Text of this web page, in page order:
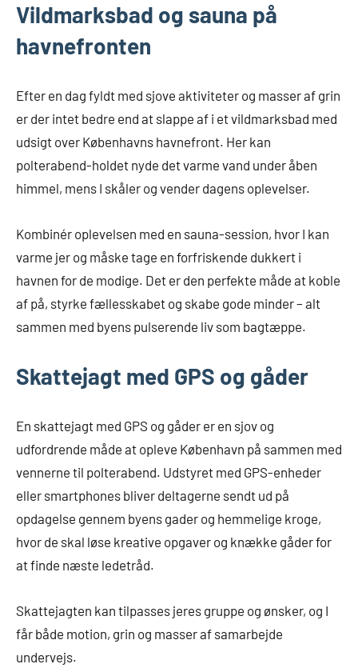
Vildmarksbad og sauna på
havnefronten
Efter en dag fyldt med sjove aktiviteter og masser af grin
er der intet bedre end at slappe af i et vildmarksbad med
udsigt over Københavns havnefront. Her kan
polterabend-holdet nyde det varme vand under åben
himmel, mens I skåler og vender dagens oplevelser.
Kombinér oplevelsen med en sauna-session, hvor I kan
varme jer og måske tage en forfriskende dukkert i
havnen for de modige. Det er den perfekte måde at koble
af på, styrke fællesskabet og skabe gode minder – alt
sammen med byens pulserende liv som bagtæppe.
Skattejagt med GPS og gåder
En skattejagt med GPS og gåder er en sjov og
udfordrende måde at opleve København på sammen med
vennerne til polterabend. Udstyret med GPS-enheder
eller smartphones bliver deltagerne sendt ud på
opdagelse gennem byens gader og hemmelige kroge,
hvor de skal løse kreative opgaver og knække gåder for
at finde næste ledetråd.
Skattejagten kan tilpasses jeres gruppe og ønsker, og I
får både motion, grin og masser af samarbejde
undervejs.